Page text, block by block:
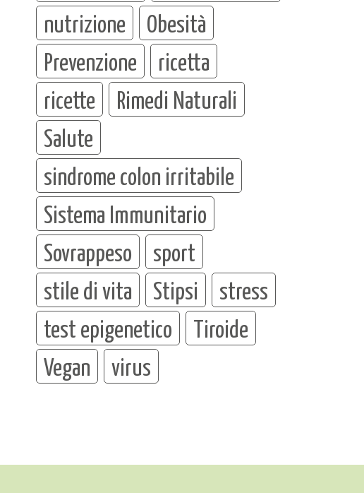
nutrizione
Obesità
Prevenzione
ricetta
ricette
Rimedi Naturali
Salute
sindrome colon irritabile
Sistema Immunitario
Sovrappeso
sport
stile di vita
Stipsi
stress
test epigenetico
Tiroide
Vegan
virus